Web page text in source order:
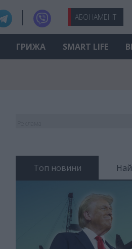
АБОНАМЕНТ
ГРИЖА SMART LIFE
Топ новини